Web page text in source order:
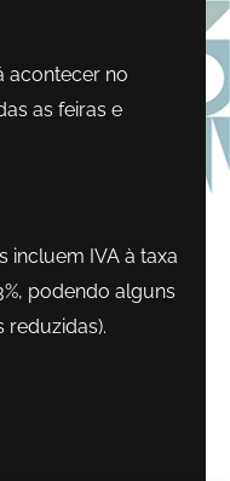
acontecer no
as feiras e
incluem IVA à taxa
podendo alguns
reduzidas).